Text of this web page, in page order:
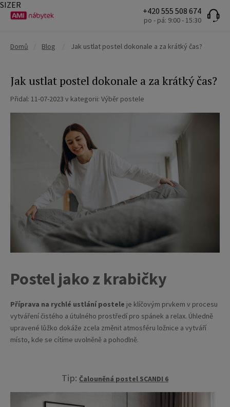
+420 555 508 674
po - pá: 9:00 - 15:30
Domů Blog Jak ustlat postel dokonale a za krátký čas?
Jak ustlat postel dokonale a za krátký čas?
Přidal: 11-07-2023 v kategorii: Výběr postele
Postel jako z krabičky
Příprava na rychlé ustlání postele je klíčovým prvkem v procesu
vytváření čistého a útulného prostředí pro spánek a relax. Úhledně
upravené lůžko dokáže zcela změnit atmosféru ložnice a vytváří
místo, kde se cítíme uvolněně a pohodlně.
Tip: Čalouněná postel SCANDI 6
SIZER